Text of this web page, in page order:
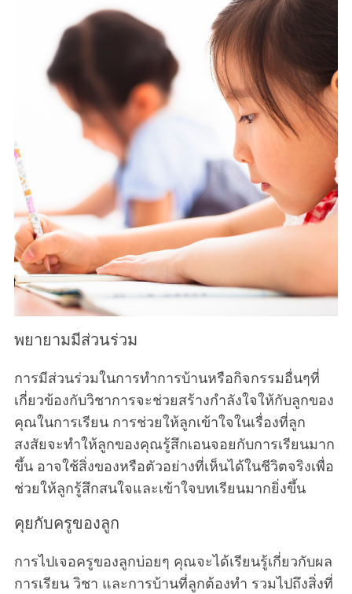
พยายามมีส่วนร่วม
การมีส่วนร่วมในการทำการบ้านหรือกิจกรรมอื่นๆที่
เกี่ยวข้องกับวิชาการจะช่วยสร้างกำลังใจให้กับลูกของ
คุณในการเรียน การช่วยให้ลูกเข้าใจในเรื่องที่ลูก
สงสัยจะทำให้ลูกของคุณรู้สึกเอนจอยกับการเรียนมาก
ขึ้น อาจใช้สิ่งของหรือตัวอย่างที่เห็นได้ในชีวิตจริงเพื่อ
ช่วยให้ลูกรู้สึกสนใจและเข้าใจบทเรียนมากยิ่งขึ้น
คุยกับครูของลูก
การไปเจอครูของลูกบ่อยๆ คุณจะได้เรียนรู้เกี่ยวกับผล
การเรียน วิชา และการบ้านที่ลูกต้องทำ รวมไปถึงสิ่งที่
S
e
a
r
c
h
r
: